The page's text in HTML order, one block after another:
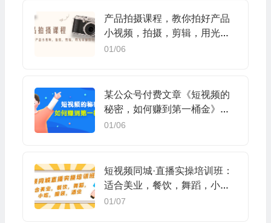
产品拍摄课程，教你拍好产品
小视频，拍摄，剪辑，用光实
操技巧
01/06
某公众号付费文章《短视频的
秘密，如何赚到第一桶金》核
心干货
01/06
短视频同城·直播实操培训班：
适合美业，餐饮，舞蹈，小
吃，服装，酒业
01/07